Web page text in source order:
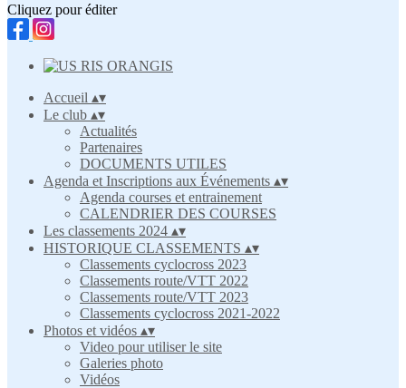
Cliquez pour éditer
Accueil ▴▾
Le club ▴▾
Actualités
Partenaires
DOCUMENTS UTILES
Agenda et Inscriptions aux Événements ▴▾
Agenda courses et entrainement
CALENDRIER DES COURSES
Les classements 2024 ▴▾
HISTORIQUE CLASSEMENTS ▴▾
Classements cyclocross 2023
Classements route/VTT 2022
Classements route/VTT 2023
Classements cyclocross 2021-2022
Photos et vidéos ▴▾
Video pour utiliser le site
Galeries photo
Vidéos